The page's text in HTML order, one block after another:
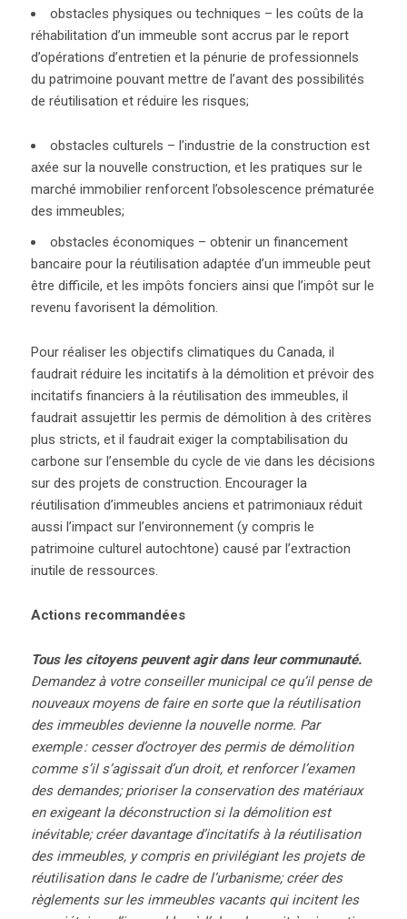
obstacles physiques ou techniques – les coûts de la
réhabilitation d’un immeuble sont accrus par le report
d’opérations d’entretien et la pénurie de professionnels
du patrimoine pouvant mettre de l’avant des possibilités
de réutilisation et réduire les risques;
obstacles culturels – l’industrie de la construction est
axée sur la nouvelle construction, et les pratiques sur le
marché immobilier renforcent l’obsolescence prématurée
des immeubles;
obstacles économiques – obtenir un financement
bancaire pour la réutilisation adaptée d’un immeuble peut
être difficile, et les impôts fonciers ainsi que l’impôt sur le
revenu favorisent la démolition.
Pour réaliser les objectifs climatiques du Canada, il
faudrait réduire les incitatifs à la démolition et prévoir des
incitatifs financiers à la réutilisation des immeubles, il
faudrait assujettir les permis de démolition à des critères
plus stricts, et il faudrait exiger la comptabilisation du
carbone sur l’ensemble du cycle de vie dans les décisions
sur des projets de construction. Encourager la
réutilisation d’immeubles anciens et patrimoniaux réduit
aussi l’impact sur l’environnement (y compris le
patrimoine culturel autochtone) causé par l’extraction
inutile de ressources.
Actions recommandées
Tous les citoyens peuvent agir dans leur communauté.
Demandez à votre conseiller municipal ce qu’il pense de
nouveaux moyens de faire en sorte que la réutilisation
des immeubles devienne la nouvelle norme. Par
exemple : cesser d’octroyer des permis de démolition
comme s’il s’agissait d’un droit, et renforcer l’examen
des demandes; prioriser la conservation des matériaux
en exigeant la déconstruction si la démolition est
inévitable; créer davantage d’incitatifs à la réutilisation
des immeubles, y compris en privilégiant les projets de
réutilisation dans le cadre de l’urbanisme; créer des
règlements sur les immeubles vacants qui incitent les